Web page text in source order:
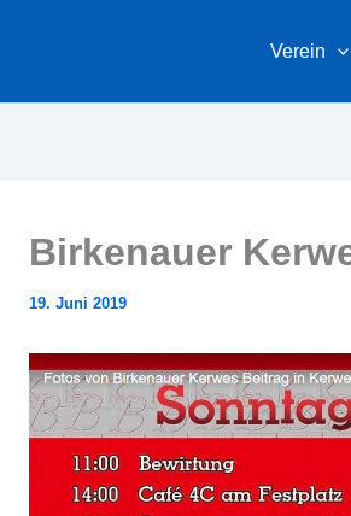
Verein
Birkenauer
19. Juni 2019